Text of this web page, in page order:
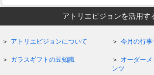
アトリエピジョンを活用す
アトリエピジョンについて 今月の行事
ガラスギフトの豆知識
オーダー
ンツ